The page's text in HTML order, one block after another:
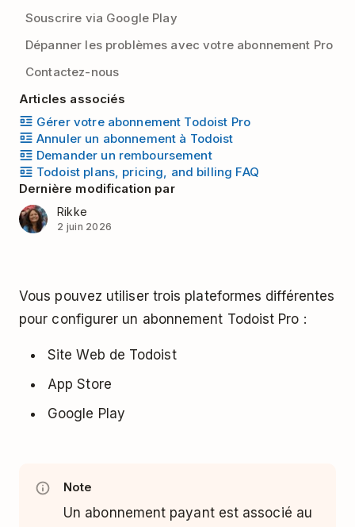
Souscrire via Google Play
Dépanner les problèmes avec votre abonnement Pro
Contactez-nous
Articles associés
Gérer votre abonnement Todoist Pro
Annuler un abonnement à Todoist
Demander un remboursement
Todoist plans, pricing, and billing FAQ
Dernière modification par
Rikke
2 juin 2026
Vous pouvez utiliser trois plateformes différentes
pour configurer un abonnement Todoist Pro :
Site Web de Todoist
App Store
Google Play
Note
Un abonnement payant est associé au